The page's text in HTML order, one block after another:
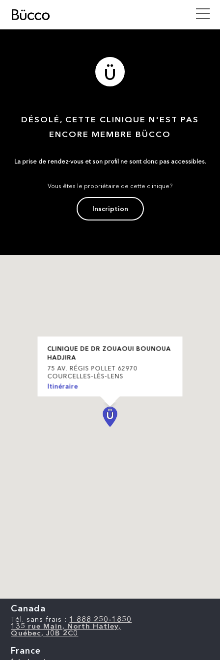
DÉSOLÉ, CETTE CLINIQUE N'EST PAS
ENCORE MEMBRE BÜCCO
La prise de rendez-vous et son profil ne sont donc pas accessibles.
Vous êtes le propriétaire de cette clinique?
Inscription
CLINIQUE DE DR ZOUAOUI BOUNOUA
HADJIRA
75 AV. RÉGIS POLLET 62970
COURCELLES-LÈS-LENS
Itinéraire
Canada
Tél. sans frais : 1 888 250-1850
135 rue Main, North Hatley,
Québec, J0B 2C0
France